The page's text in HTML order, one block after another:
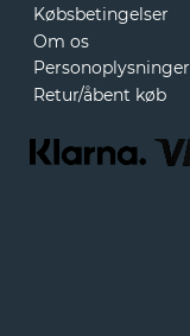
Købsbetingelser
Om os
Personoplysninger
Retur/åbent køb